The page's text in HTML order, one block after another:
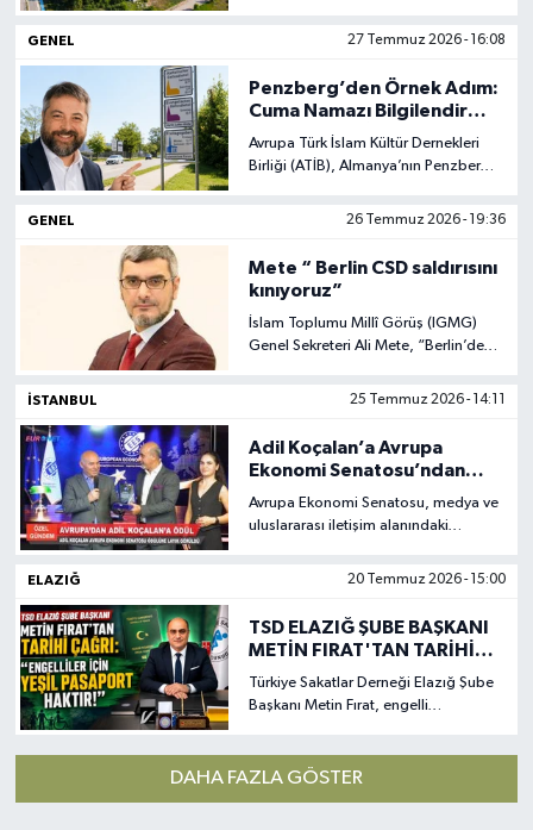
GENEL 27 Temmuz 2026 - 16:08
Penzberg’den Örnek Adım:
Cuma Namazı Bilgilendirme
Levhasına ATİB’den Takdir
Avrupa Türk İslam Kültür Dernekleri
Birliği (ATİB), Almanya’nın Penzberg
Müslüman cemaatin Cuma namazı
mektubu gönderdi.
GENEL 26 Temmuz 2026 - 19:36
Mete “ Berlin CSD saldırısını
kınıyoruz”
İslam Toplumu Millî Görüş (IGMG)
Genel Sekreteri Ali Mete, “Berlin’de
saldırıyı kınıyor, saldırıdan etkilenlere
İSTANBUL 25 Temmuz 2026 - 14:11
Adil Koçalan’a Avrupa
Ekonomi Senatosu’ndan
Uluslararası Başarı Ödülü
Avrupa Ekonomi Senatosu, medya ve
uluslararası iletişim alanındaki
Grubu Yönetim Kurulu Başkanı Adil
Ödülü’ne layık gördü.
ELAZIĞ 20 Temmuz 2026 - 15:00
TSD ELAZIĞ ŞUBE BAŞKANI
METİN FIRAT'TAN TARİHİ
ÇAĞRI: “ENGELLİLER İÇİN
YEŞİL PASAPORT HAKTIR!”
Türkiye Sakatlar Derneği Elazığ Şube
Başkanı Metin Fırat, engelli
önündeki engellerin kaldırılması için
DAHA FAZLA GÖSTER